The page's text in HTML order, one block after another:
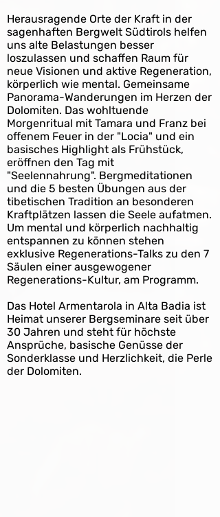
Herausragende Orte der Kraft in der
sagenhaften Bergwelt Südtirols helfen
uns alte Belastungen besser
loszulassen und schaffen Raum für
neue Visionen und aktive Regeneration,
körperlich wie mental. Gemeinsame
Panorama-Wanderungen im Herzen der
Dolomiten. Das wohltuende
Morgenritual mit Tamara und Franz bei
offenem Feuer in der "Locia" und ein
basisches Highlight als Frühstück,
eröffnen den Tag mit
"Seelennahrung". Bergmeditationen
und die 5 besten Übungen aus der
tibetischen Tradition an besonderen
Kraftplätzen lassen die Seele aufatmen.
Um mental und körperlich nachhaltig
entspannen zu können stehen
exklusive Regenerations-Talks zu den 7
Säulen einer ausgewogener
Regenerations-Kultur, am Programm.
Das Hotel Armentarola in Alta Badia ist
Heimat unserer Bergseminare seit über
30 Jahren und steht für höchste
Ansprüche, basische Genüsse der
Sonderklasse und Herzlichkeit, die Perle
der Dolomiten.